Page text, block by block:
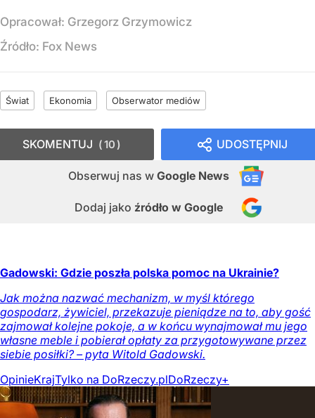
Opracował: Grzegorz Grzymowicz
Źródło: Fox News
Świat Ekonomia Obserwator mediów
UDOSTĘPNIJ
Obserwuj nas w Google News
Dodaj jako źródło w Google
SKOMENTUJ 10
Gadowski: Gdzie poszła polska pomoc na Ukrainie?
Jak można nazwać mechanizm, w myśl którego
gospodarz, żywiciel, przekazuje pieniądze na to, aby gość
zajmował kolejne pokoje, a w końcu wynajmował mu jego
własne meble i pobierał opłaty za przygotowywane przez
siebie posiłki? – pyta Witold Gadowski.
OpinieKrajTylko na DoRzeczy.plDoRzeczy+